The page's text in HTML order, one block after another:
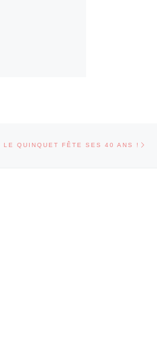
LE QUINQUET FÊTE SES 40 ANS !